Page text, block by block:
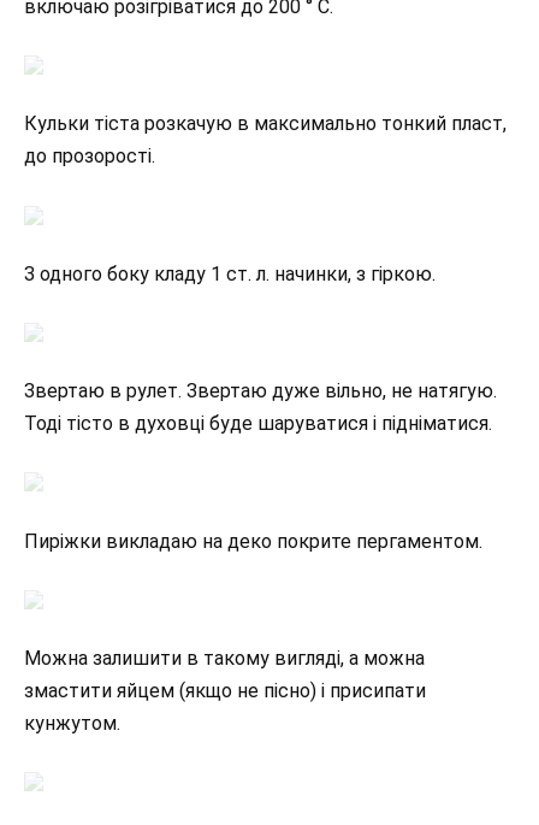
включаю розігріватися до 200 ° С.
Кульки тіста розкачую в максимально тонкий пласт,
до прозорості.
З одного боку кладу 1 ст. л. начинки, з гіркою.
Звертаю в рулет. Звертаю дуже вільно, не натягую.
Тоді тісто в духовці буде шаруватися і підніматися.
Пиріжки викладаю на деко покрите пергаментом.
Можна залишити в такому вигляді, а можна
змастити яйцем (якщо не пісно) і присипати
кунжутом.